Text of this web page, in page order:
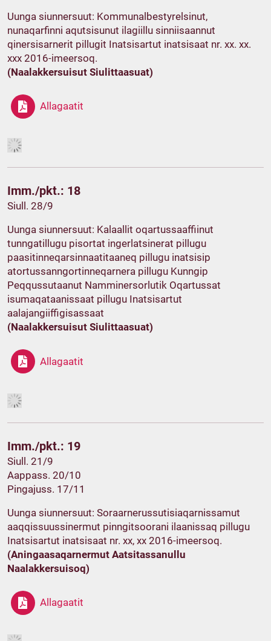
Uunga siunnersuut: Kommunalbestyrelsinut,
nunaqarfinni aqutsisunut ilagiillu sinniisaannut
qinersisarnerit pillugit Inatsisartut inatsisaat nr. xx. xx.
xxx 2016-imeersoq.
(Naalakkersuisut Siulittaasuat)
Allagaatit
Imm./pkt.: 18
Siull. 28/9
Uunga siunnersuut: Kalaallit oqartussaaffiinut
tunngatillugu pisortat ingerlatsinerat pillugu
paasitinneqarsinnaatitaaneq pillugu inatsisip
atortussanngortinneqarnera pillugu Kunngip
Peqqussutaanut Namminersorlutik Oqartussat
isumaqataanissaat pillugu Inatsisartut
aalajangiiffigisassaat
(Naalakkersuisut Siulittaasuat)
Allagaatit
Imm./pkt.: 19
Siull. 21/9
Aappass. 20/10
Pingajuss. 17/11
Uunga siunnersuut: Soraarnerussutisiaqarnissamut
aaqqissuussinermut pinngitsoorani ilaanissaq pillugu
Inatsisartut inatsisaat nr. xx, xx 2016-imeersoq.
(Aningaasaqarnermut Aatsitassanullu
Naalakkersuisoq)
Allagaatit